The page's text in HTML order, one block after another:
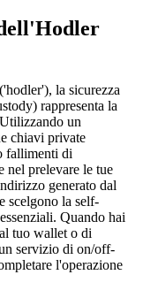
la sicurezza
rappresenta la
un
chiavi private
fallimenti di
nel prelevare le tue
generato dal
scelgono la self-
Quando hai
tuo wallet o di
servizio di on/off-
l'operazione